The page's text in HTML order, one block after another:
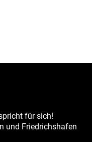
für sich!
und Friedrichshafen